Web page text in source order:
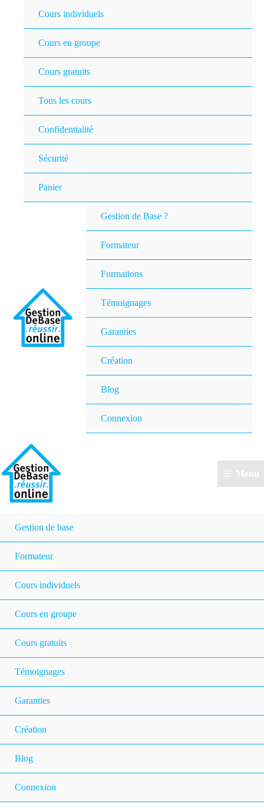
Cours individuels
Cours en groupe
Cours gratuits
Tous les cours
Confidentialité
Sécurité
Panier
Gestion de Base ?
Formateur
Formations
Témoignages
Garanties
Création
Blog
Connexion
Menu
Gestion de base
Formateur
Cours individuels
Cours en groupe
Cours gratuits
Témoignages
Garanties
Création
Blog
Connexion